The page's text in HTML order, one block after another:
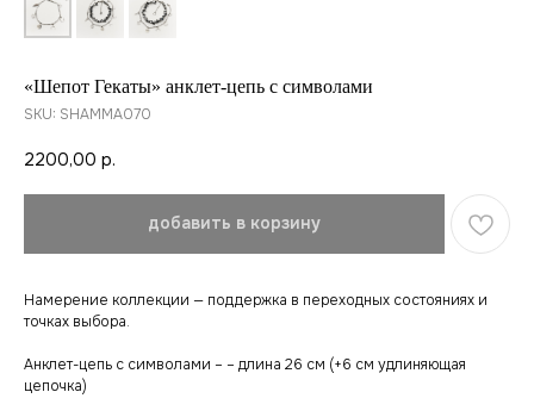
«Шепот Гекаты» анклет-цепь с символами
SKU: SHAMMA070
2200,00 р.
добавить в корзину
Намерение коллекции — поддержка в переходных состояниях и
точках выбора.
Анклет-цепь с символами – – длина 26 см (+6 см удлиняющая
цепочка)